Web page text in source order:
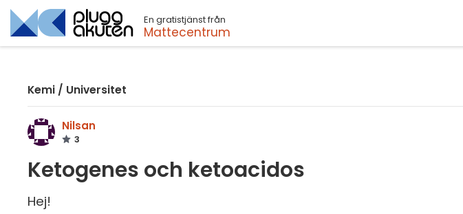
En gratistjänst från
Mattecentrum
Kemi / Universitet
Nilsan
3
Ketogenes och ketoacidos
Hej!
Sök